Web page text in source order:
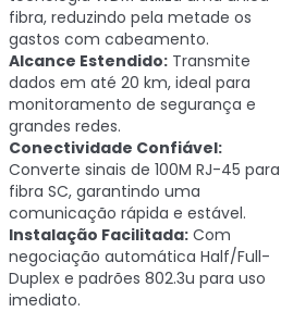
fibra, reduzindo pela metade os
gastos com cabeamento.
Alcance Estendido: Transmite
dados em até 20 km, ideal para
monitoramento de segurança e
grandes redes.
Conectividade Confiável:
Converte sinais de 100M RJ-45 para
fibra SC, garantindo uma
comunicação rápida e estável.
Instalação Facilitada: Com
negociação automática Half/Full-
Duplex e padrões 802.3u para uso
imediato.